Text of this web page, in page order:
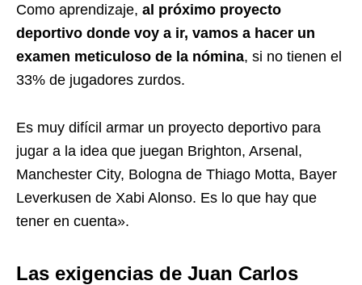
Como aprendizaje, al próximo proyecto
deportivo donde voy a ir, vamos a hacer un
examen meticuloso de la nómina, si no tienen el
33% de jugadores zurdos.
Es muy difícil armar un proyecto deportivo para
jugar a la idea que juegan Brighton, Arsenal,
Manchester City, Bologna de Thiago Motta, Bayer
Leverkusen de Xabi Alonso. Es lo que hay que
tener en cuenta».
Las exigencias de Juan Carlos